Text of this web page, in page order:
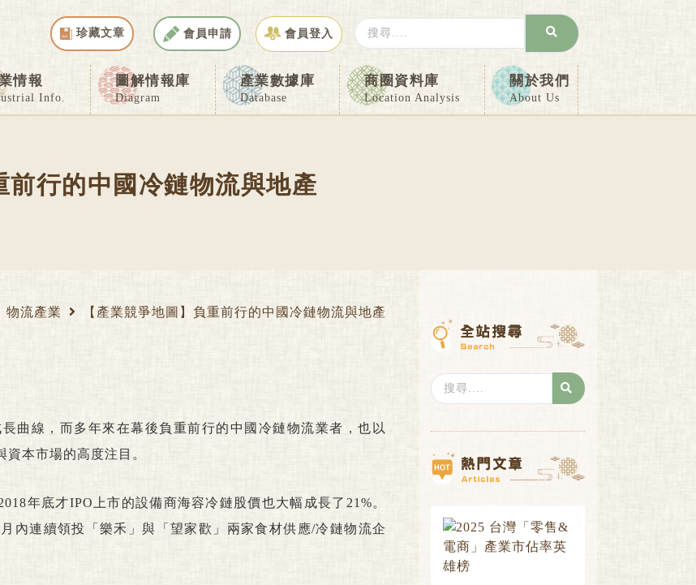
珍藏文章 會員申請 會員登入
Search
...
情報
Info.
圖解情報庫
Diagram
產業數據庫
Database
商圈資料庫
Location Analysis
關於我們
About Us
前行的中國冷鏈物流與地產
物流產業 【產業競爭地圖】負重前行的中國冷鏈物流與地產
曲線，而多年來在幕後負重前行的中國冷鏈物流業者，也以
資本市場的高度注目。
年底才IPO上市的設備商海容冷鏈股價也大幅成長了21%。
內連續領投「樂禾」與「望家歡」兩家食材供應/冷鏈物流企
Search
...